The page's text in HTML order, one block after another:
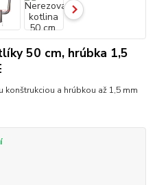
50 cm, hrúbka 1,5
a hrúbkou až 1,5 mm